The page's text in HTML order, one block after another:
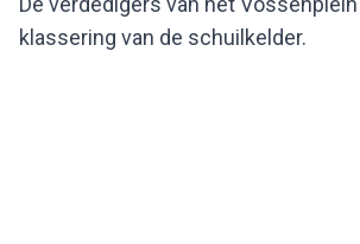
klassering van de schuilkelder.